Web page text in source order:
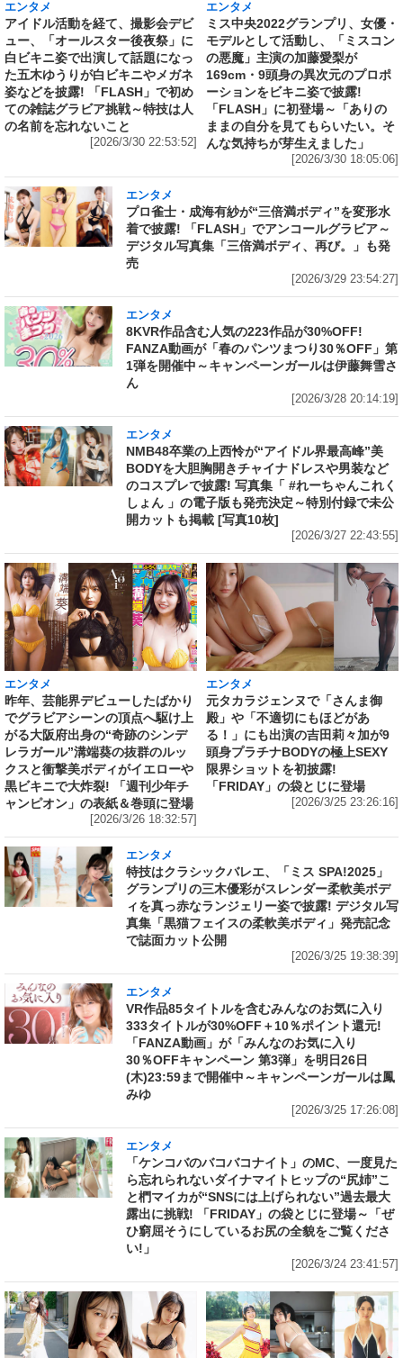
エンタメ
アイドル活動を経て、撮影会デビ
ュー、「オールスター後夜祭」に
白ビキニ姿で出演して話題になっ
た五木ゆうりが白ビキニやメガネ
姿などを披露! 「FLASH」で初め
ての雑誌グラビア挑戦～特技は人
の名前を忘れないこと
[2026/3/30 22:53:52]
エンタメ
ミス中央2022グランプリ、女優・
モデルとして活動し、「ミスコン
の悪魔」主演の加藤愛梨が
169cm・9頭身の異次元のプロポ
ーションをビキニ姿で披露!
「FLASH」に初登場～「ありの
ままの自分を見てもらいたい。そ
んな気持ちが芽生えました」
[2026/3/30 18:05:06]
エンタメ
プロ雀士・成海有紗が“三倍満ボディ”を変形水
着で披露! 「FLASH」でアンコールグラビア～
デジタル写真集「三倍満ボディ、再び。」も発
売
[2026/3/29 23:54:27]
エンタメ
8KVR作品含む人気の223作品が30%OFF!
FANZA動画が「春のパンツまつり30％OFF」第
1弾を開催中～キャンペーンガールは伊藤舞雪さ
ん
[2026/3/28 20:14:19]
エンタメ
NMB48卒業の上西怜が“アイドル界最高峰”美
BODYを大胆胸開きチャイナドレスや男装など
のコスプレで披露! 写真集「 #れーちゃんこれく
しょん 」の電子版も発売決定～特別付録で未公
開カットも掲載 [写真10枚]
[2026/3/27 22:43:55]
エンタメ
昨年、芸能界デビューしたばかり
でグラビアシーンの頂点へ駆け上
がる大阪府出身の“奇跡のシンデ
レラガール”溝端葵の抜群のルッ
クスと衝撃美ボディがイエローや
黒ビキニで大炸裂! 「週刊少年チ
ャンピオン」の表紙＆巻頭に登場
[2026/3/26 18:32:57]
エンタメ
元タカラジェンヌで「さんま御
殿」や「不適切にもほどがあ
る！」にも出演の吉田莉々加が9
頭身プラチナBODYの極上SEXY
限界ショットを初披露!
「FRIDAY」の袋とじに登場
[2026/3/25 23:26:16]
エンタメ
特技はクラシックバレエ、「ミス SPA!2025」
グランプリの三木優彩がスレンダー柔軟美ボデ
ィを真っ赤なランジェリー姿で披露! デジタル写
真集「黒猫フェイスの柔軟美ボディ」発売記念
で誌面カット公開
[2026/3/25 19:38:39]
エンタメ
VR作品85タイトルを含むみんなのお気に入り
333タイトルが30%OFF＋10％ポイント還元!
「FANZA動画」が「みんなのお気に入り
30％OFFキャンペーン 第3弾」を明日26日
(木)23:59まで開催中～キャンペーンガールは鳳
みゆ
[2026/3/25 17:26:08]
エンタメ
「ケンコバのバコバコナイト」のMC、一度見た
ら忘れられないダイナマイトヒップの“尻姉”こ
と椚マイカが“SNSには上げられない”過去最大
露出に挑戦! 「FRIDAY」の袋とじに登場～「ぜ
ひ窮屈そうにしているお尻の全貌をご覧くださ
い!」
[2026/3/24 23:41:57]